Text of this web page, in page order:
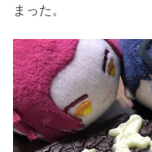
まった。